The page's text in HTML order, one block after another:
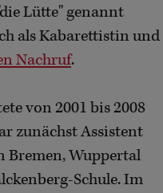
Lütte" genannt
als Kabarettistin und
Nachruf.
von 2001 bis 2008
zunächst Assistent
Bremen, Wuppertal
Schule. Im